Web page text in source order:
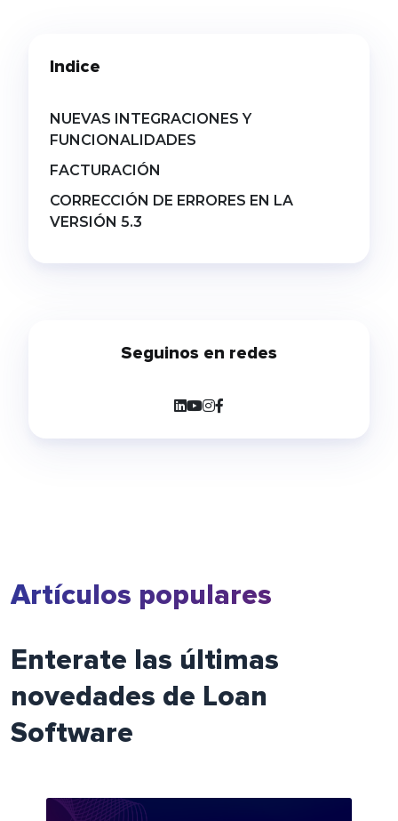
préstamos. Aunque la salida a producción
está prevista para […]
Indice
NUEVAS INTEGRACIONES Y
FUNCIONALIDADES
FACTURACIÓN
CORRECCIÓN DE ERRORES EN LA
VERSIÓN 5.3
Seguinos en redes
Artículos populares
Enterate las últimas
novedades de Loan
Software